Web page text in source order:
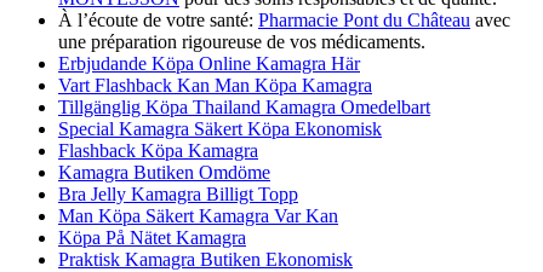
À l’écoute de votre santé: Pharmacie Pont du Château avec
une préparation rigoureuse de vos médicaments.
Erbjudande Köpa Online Kamagra Här
Vart Flashback Kan Man Köpa Kamagra
Tillgänglig Köpa Thailand Kamagra Omedelbart
Special Kamagra Säkert Köpa Ekonomisk
Flashback Köpa Kamagra
Kamagra Butiken Omdöme
Bra Jelly Kamagra Billigt Topp
Man Köpa Säkert Kamagra Var Kan
Köpa På Nätet Kamagra
Praktisk Kamagra Butiken Ekonomisk